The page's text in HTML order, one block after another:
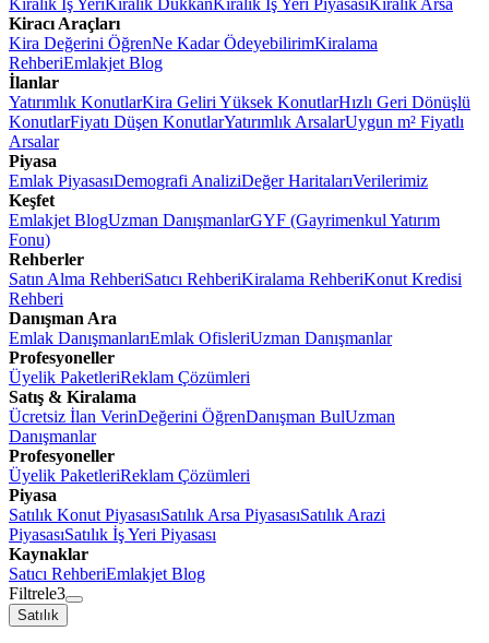
Kiralık İş YeriKiralık DükkanKiralık İş Yeri PiyasasıKiralık Arsa
Kiracı Araçları
Kira Değerini ÖğrenNe Kadar ÖdeyebilirimKiralama
RehberiEmlakjet Blog
İlanlar
Yatırımlık KonutlarKira Geliri Yüksek KonutlarHızlı Geri Dönüşlü
KonutlarFiyatı Düşen KonutlarYatırımlık ArsalarUygun m² Fiyatlı
Arsalar
Piyasa
Emlak PiyasasıDemografi AnaliziDeğer HaritalarıVerilerimiz
Keşfet
Emlakjet BlogUzman DanışmanlarGYF (Gayrimenkul Yatırım
Fonu)
Rehberler
Satın Alma RehberiSatıcı RehberiKiralama RehberiKonut Kredisi
Rehberi
Danışman Ara
Emlak DanışmanlarıEmlak OfisleriUzman Danışmanlar
Profesyoneller
Üyelik PaketleriReklam Çözümleri
Satış & Kiralama
Ücretsiz İlan VerinDeğerini ÖğrenDanışman BulUzman
Danışmanlar
Profesyoneller
Üyelik PaketleriReklam Çözümleri
Piyasa
Satılık Konut PiyasasıSatılık Arsa PiyasasıSatılık Arazi
PiyasasıSatılık İş Yeri Piyasası
Kaynaklar
Satıcı RehberiEmlakjet Blog
Filtrele3
Satılık